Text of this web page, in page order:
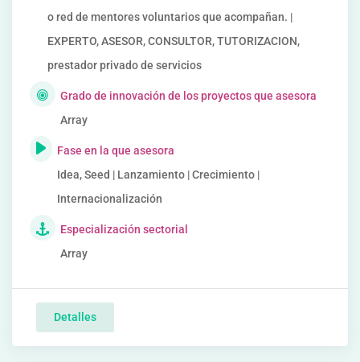
o red de mentores voluntarios que acompañan. |
EXPERTO, ASESOR, CONSULTOR, TUTORIZACION,
prestador privado de servicios
Grado de innovación de los proyectos que asesora
Array
Fase en la que asesora
Idea, Seed | Lanzamiento | Crecimiento |
Internacionalización
Especialización sectorial
Array
Detalles